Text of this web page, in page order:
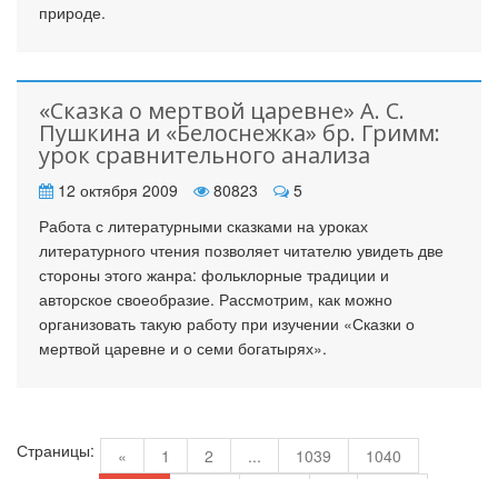
природе.
«Сказка о мертвой царевне» А. С.
Пушкина и «Белоснежка» бр. Гримм:
урок сравнительного анализа
12 октября 2009 80823
5
Работа с литературными сказками на уроках
литературного чтения позволяет читателю увидеть две
стороны этого жанра: фольклорные традиции и
авторское своеобразие. Рассмотрим, как можно
организовать такую работу при изучении «Сказки о
мертвой царевне и о семи богатырях».
Страницы: « 1 2 ... 1039
1040